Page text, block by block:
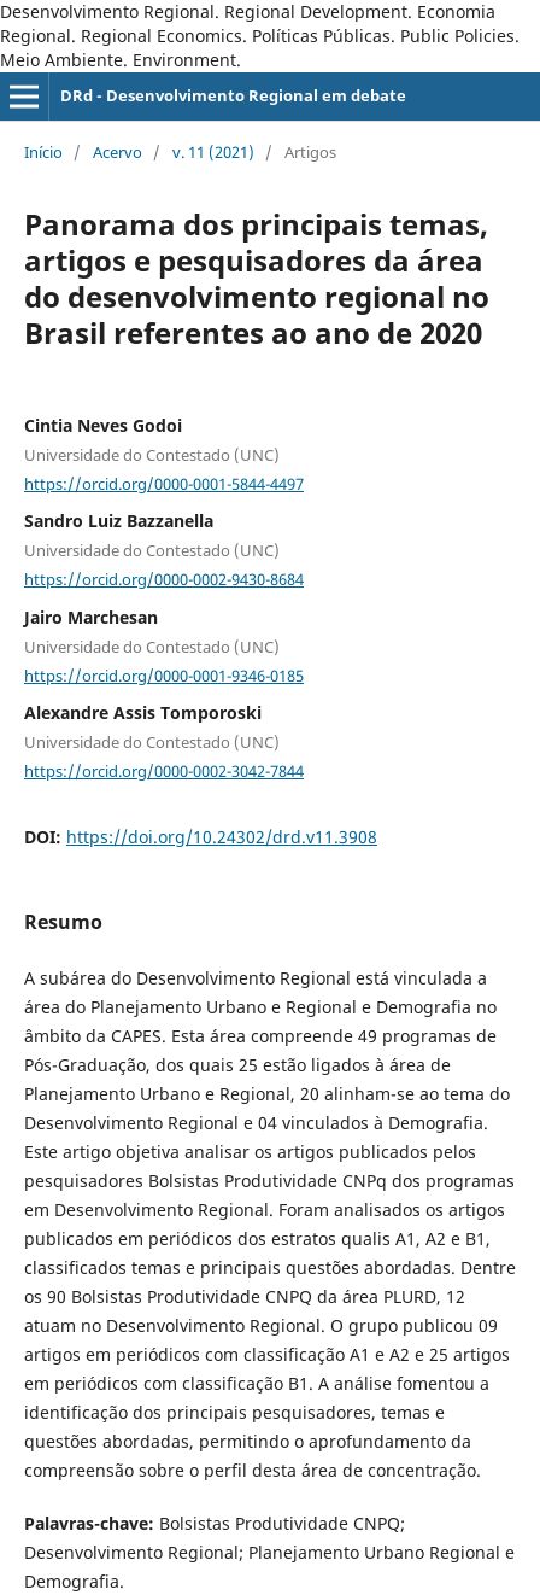
Desenvolvimento Regional. Regional Development. Economia
Regional. Regional Economics. Políticas Públicas. Public Policies.
Meio Ambiente. Environment.
DRd - Desenvolvimento Regional em debate
Início / Acervo / v. 11 (2021) / Artigos
Panorama dos principais temas,
artigos e pesquisadores da área
do desenvolvimento regional no
Brasil referentes ao ano de 2020
Cintia Neves Godoi
Universidade do Contestado (UNC)
https://orcid.org/0000-0001-5844-4497
Sandro Luiz Bazzanella
Universidade do Contestado (UNC)
https://orcid.org/0000-0002-9430-8684
Jairo Marchesan
Universidade do Contestado (UNC)
https://orcid.org/0000-0001-9346-0185
Alexandre Assis Tomporoski
Universidade do Contestado (UNC)
https://orcid.org/0000-0002-3042-7844
DOI: https://doi.org/10.24302/drd.v11.3908
Resumo
A subárea do Desenvolvimento Regional está vinculada a
área do Planejamento Urbano e Regional e Demografia no
âmbito da CAPES. Esta área compreende 49 programas de
Pós-Graduação, dos quais 25 estão ligados à área de
Planejamento Urbano e Regional, 20 alinham-se ao tema do
Desenvolvimento Regional e 04 vinculados à Demografia.
Este artigo objetiva analisar os artigos publicados pelos
pesquisadores Bolsistas Produtividade CNPq dos programas
em Desenvolvimento Regional. Foram analisados os artigos
publicados em periódicos dos estratos qualis A1, A2 e B1,
classificados temas e principais questões abordadas. Dentre
os 90 Bolsistas Produtividade CNPQ da área PLURD, 12
atuam no Desenvolvimento Regional. O grupo publicou 09
artigos em periódicos com classificação A1 e A2 e 25 artigos
em periódicos com classificação B1. A análise fomentou a
identificação dos principais pesquisadores, temas e
questões abordadas, permitindo o aprofundamento da
compreensão sobre o perfil desta área de concentração.
Palavras-chave: Bolsistas Produtividade CNPQ;
Desenvolvimento Regional; Planejamento Urbano Regional e
Demografia.